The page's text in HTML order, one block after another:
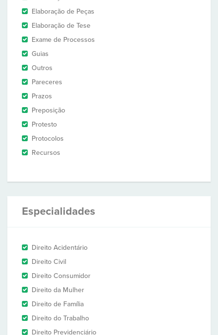
Elaboração de Peças
Elaboração de Tese
Exame de Processos
Guias
Outros
Pareceres
Prazos
Preposição
Protesto
Protocolos
Recursos
Especialidades
Direito Acidentário
Direito Civil
Direito Consumidor
Direito da Mulher
Direito de Família
Direito do Trabalho
Direito Previdenciário